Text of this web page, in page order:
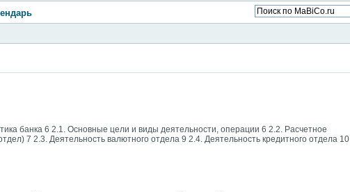
банка 6 2.1. Основные цели и виды деятельности, операции 6 2.2. Расчетное
7 2.3. Деятельность валютного отдела 9 2.4. Деятельность кредитного отдела 10